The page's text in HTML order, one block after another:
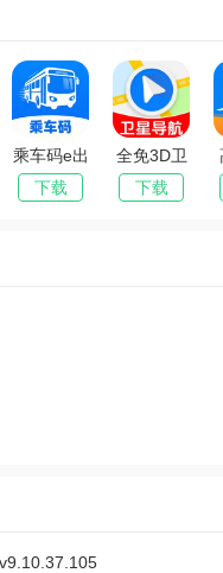
乘车码e出
行(出行服
务APP)
下载
全免3D卫
星地图安
卓手机版
下载